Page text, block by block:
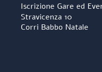
Iscrizione Gare ed
Stravicenza 10
Corri Babbo Natale